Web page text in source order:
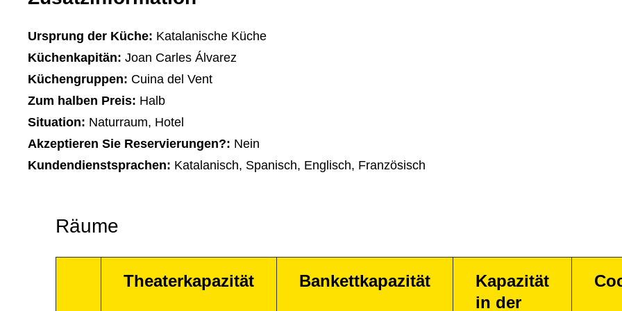
Ursprung der Küche: Katalanische Küche
Küchenkapitän: Joan Carles Álvarez
Küchengruppen: Cuina del Vent
Zum halben Preis: Halb
Situation: Naturraum, Hotel
Akzeptieren Sie Reservierungen?: Nein
Kundendienstsprachen: Katalanisch, Spanisch, Englisch, Französisch
Räume
Theaterkapazität Bankettkapazität
Kapazität
in der